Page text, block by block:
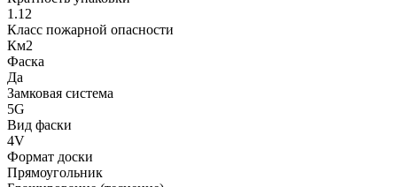
1.12
Класс пожарной опасности
Км2
Фаска
Да
Замковая система
5G
Вид фаски
4V
Формат доски
Прямоугольник